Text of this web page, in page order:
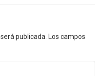
publicada. Los campos